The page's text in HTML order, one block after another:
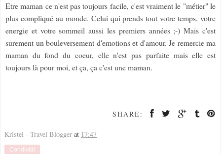
Etre maman ce n'est pas toujours facile, c'est vraiment le "métier" le
plus compliqué au monde. Celui qui prends tout votre temps, votre
energie et votre sommeil aussi les premiers années ;-) Mais c'est
surement un bouleversement d'emotions et d'amour. Je remercie ma
maman du fond du coeur, elle n'est pas parfaite mais elle est
toujours là pour moi, et ça, ça c'est une maman.
SHARE:
Kristel - Travel Blogger at 17:47
Condividi